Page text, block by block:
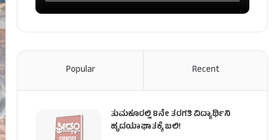
Popular Recent
ತುಮಕೂರಲ್ಲಿ 8ನೇ ತರಗತಿ ವಿದ್ಯಾರ್ಥಿನಿ
ಹೃದಯಾಘಾತಕ್ಕೆ ಬಲಿ!